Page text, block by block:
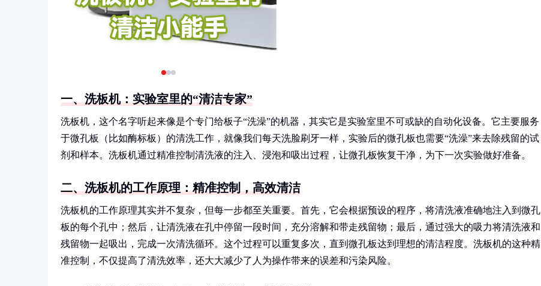
一、洗板机：实验室里的“清洁专家”
洗板机，这个名字听起来像是个专门给板子“洗澡”的机器，其实它是实验室里不可或缺的自动化设备。它主要服务
于微孔板（比如酶标板）的清洗工作，就像我们每天洗脸刷牙一样，实验后的微孔板也需要“洗澡”来去除残留的试
剂和样本。洗板机通过精准控制清洗液的注入、浸泡和吸出过程，让微孔板恢复干净，为下一次实验做好准备。
二、洗板机的工作原理：精准控制，高效清洁
洗板机的工作原理其实并不复杂，但每一步都至关重要。首先，它会根据预设的程序，将清洗液准确地注入到微孔
板的每个孔中；然后，让清洗液在孔中停留一段时间，充分溶解和带走残留物；最后，通过强大的吸力将清洗液和
残留物一起吸出，完成一次清洗循环。这个过程可以重复多次，直到微孔板达到理想的清洁程度。洗板机的这种精
准控制，不仅提高了清洗效率，还大大减少了人为操作带来的误差和污染风险。